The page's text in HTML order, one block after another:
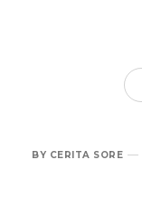
BY CERITA SORE